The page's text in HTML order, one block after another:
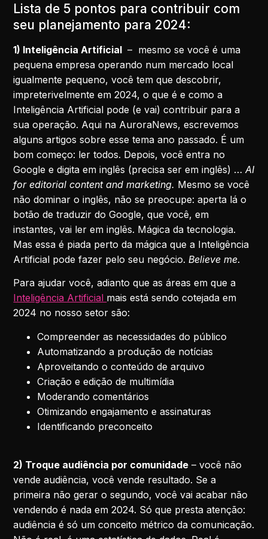
Lista de 5 pontos para contribuir com
seu planejamento para 2024:
1) Inteligência Artificial – mesmo se você é uma
pequena empresa operando num mercado local
igualmente pequeno, você tem que descobrir,
impreterivelmente em 2024, o que é e como a
Inteligência Artificial pode (e vai) contribuir para a
sua operação. Aqui na AuroraNews, escrevemos
alguns artigos sobre esse tema ano passado. É um
bom começo: ler todos. Depois, você entra no
Google e digita em inglês (precisa ser em inglês) …AI
for editorial content and marketing. Mesmo se você
não dominar o inglês, não se preocupe: aperta lá o
botão de traduzir do Google, que você, em
instantes, vai ler em inglês. Mágica da tecnologia.
Mas essa é piada perto da mágica que a Inteligência
Artificial pode fazer pelo seu negócio. Believe me.
Para ajudar você, adianto que as áreas em que a
Inteligência Artificial mais está sendo cotejada em
2024 no nosso setor são:
Compreender as necessidades do público
Automatizando a produção de notícias
Aproveitando o conteúdo de arquivo
Criação e edição de multimídia
Moderando comentários
Otimizando engajamento e assinaturas
Identificando preconceito
2) Troque audiência por comunidade – você não
vende audiência, você vende resultado. Se a
primeira não gerar o segundo, você vai acabar não
vendendo é nada em 2024. Só que presta atenção:
audiência é só um conceito métrico da comunicação.